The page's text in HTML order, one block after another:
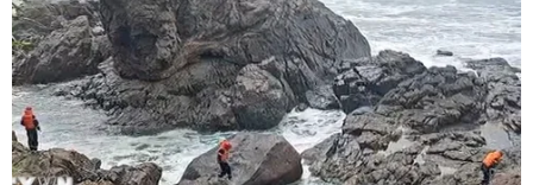
Đức tuyên án chung thân đối tượng
gây vụ lao xe vào đám đông ở
Munich
06/08/2026 15:57